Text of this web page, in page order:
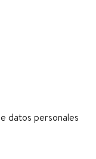
datos personales